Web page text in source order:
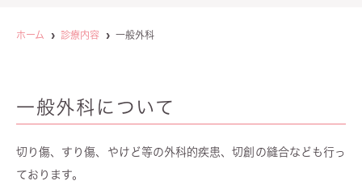
ホーム 診療内容 一般外科
一般外科について
切り傷、すり傷、やけど等の外科的疾患、切創の縫合なども行っ
ております。